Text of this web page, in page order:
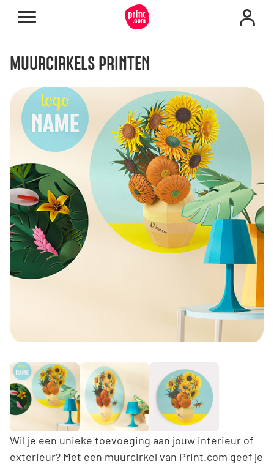
MUURCIRKELS PRINTEN
Wil je een unieke toevoeging aan jouw interieur of
exterieur? Met een muurcirkel van Print.com geef je